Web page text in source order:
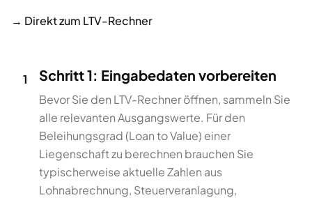
→ Direkt zum LTV-Rechner
1 Schritt 1: Eingabedaten vorbereiten
Bevor Sie den LTV-Rechner öffnen, sammeln Sie
alle relevanten Ausgangswerte. Für den
Beleihungsgrad (Loan to Value) einer
Liegenschaft zu berechnen brauchen Sie
typischerweise aktuelle Zahlen aus
Lohnabrechnung, Steuerveranlagung,